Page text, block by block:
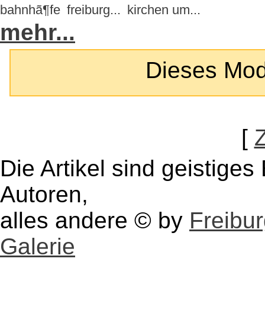
bahnhã¶fe freiburg... kirchen um...
mehr...
Dieses
[
Die Artikel sind
Autoren,
alles andere © by
Galerie